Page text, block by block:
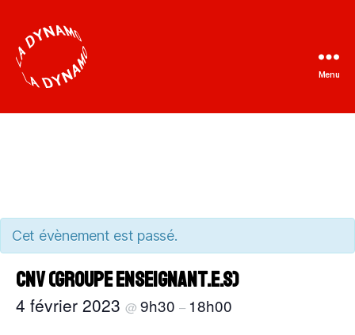
Dynamo
Menu
Cet évènement est passé.
CNV (groupe enseignant.e.s)
4 février 2023 @ 9h30 – 18h00